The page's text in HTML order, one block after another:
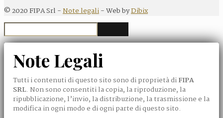
©2020FIPA Srl -Note legali- Web byDibix
Note Legali
Tutti i contenuti di questo sito sono di proprietà diFIPA
SRL. Non sono consentiti la copia, la riproduzione, la
ripubblicazione, l’invio, la distribuzione, la trasmissione e la
modifica in ogni modo e di ogni parte di questo sito.